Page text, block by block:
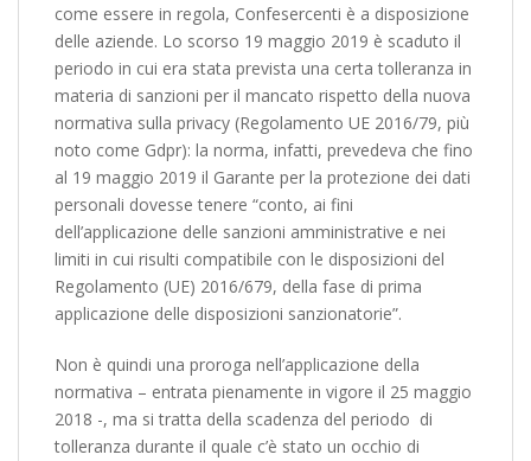
come essere in regola, Confesercenti è a disposizione
delle aziende. Lo scorso 19 maggio 2019 è scaduto il
periodo in cui era stata prevista una certa tolleranza in
materia di sanzioni per il mancato rispetto della nuova
normativa sulla privacy (Regolamento UE 2016/79, più
noto come Gdpr): la norma, infatti, prevedeva che fino
al 19 maggio 2019 il Garante per la protezione dei dati
personali dovesse tenere “conto, ai fini
dell’applicazione delle sanzioni amministrative e nei
limiti in cui risulti compatibile con le disposizioni del
Regolamento (UE) 2016/679, della fase di prima
applicazione delle disposizioni sanzionatorie”.
Non è quindi una proroga nell’applicazione della
normativa – entrata pienamente in vigore il 25 maggio
2018 -, ma si tratta della scadenza del periodo di
tolleranza durante il quale c’è stato un occhio di